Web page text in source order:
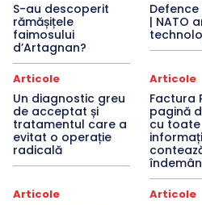
S-au descoperit
rămășițele
faimosului
d’Artagnan?
| NATO
Articole
Un diagnostic greu
de acceptat și
tratamentul care a
evitat o operație
radicală
Articole
Factura
pagină
cu toate
Articole Articole